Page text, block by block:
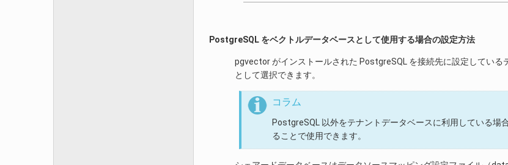
PostgreSQL をベクトルデータベースとして使用する場合の設定方法
pgvector がインストールされた PostgreSQL を接続先に設定してい
として選択できます。
コラム
PostgreSQL 以外をテナントデータベースに利用している
ることで使用できます。